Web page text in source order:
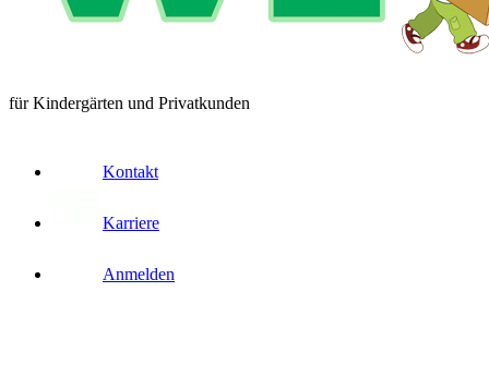
für Kindergärten und Privatkunden
Kontakt
Karriere
Anmelden